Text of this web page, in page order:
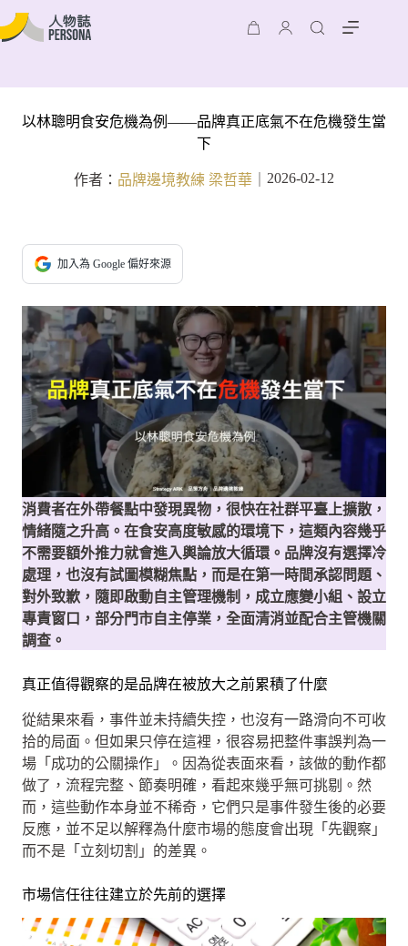
以林聰明食安危機為例——品牌真正底氣不在危機發生當
下
作者： 品牌邊境教練 梁哲華 2026-02-12
加入為 Google 偏好來源
消費者在外帶餐點中發現異物，很快在社群平臺上擴散，
情緒隨之升高。在食安高度敏感的環境下，這類內容幾乎
不需要額外推力就會進入輿論放大循環。品牌沒有選擇冷
處理，也沒有試圖模糊焦點，而是在第一時間承認問題、
對外致歉，隨即啟動自主管理機制，成立應變小組、設立
專責窗口，部分門市自主停業，全面清消並配合主管機關
調查。
真正值得觀察的是品牌在被放大之前累積了什麼
從結果來看，事件並未持續失控，也沒有一路滑向不可收
拾的局面。但如果只停在這裡，很容易把整件事誤判為一
場「成功的公關操作」。因為從表面來看，該做的動作都
做了，流程完整、節奏明確，看起來幾乎無可挑剔。然
而，這些動作本身並不稀奇，它們只是事件發生後的必要
反應，並不足以解釋為什麼市場的態度會出現「先觀察」
而不是「立刻切割」的差異。
市場信任往往建立於先前的選擇